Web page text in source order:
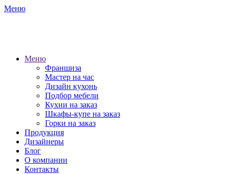
Меню
Меню
Франшиза
Мастер на час
Дизайн кухонь
Подбор мебели
Кухни на заказ
Шкафы-купе на заказ
Горки на заказ
Продукция
Дизайнеры
Блог
О компании
Контакты